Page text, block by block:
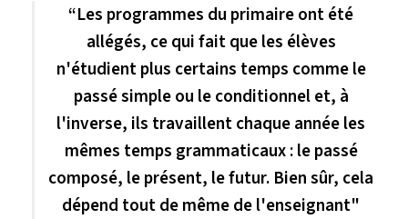
“Les programmes du primaire ont été
allégés, ce qui fait que les élèves
n'étudient plus certains temps comme le
passé simple ou le conditionnel et, à
l'inverse, ils travaillent chaque année les
mêmes temps grammaticaux : le passé
composé, le présent, le futur. Bien sûr, cela
dépend tout de même de l'enseignant"